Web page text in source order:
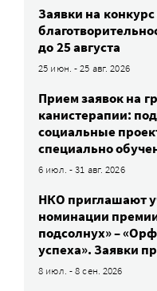
Заявки на
до 25 августа
25 июн. - 25 авг. 2026
Прием заявок на
канистерапии:
социальные
специально
6 июл. - 31 авг. 2026
НКО приглашают
номинации
подсолнух» –
успеха». Заявки
8 июл. - 8 сен. 2026